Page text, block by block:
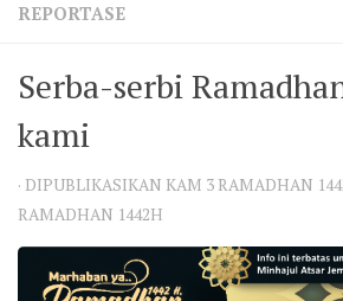
REPORTASE
Serba-serbi
kami
· DIPUBLIKASIKAN KAM 3 RAMADHAN
RAMADHAN 1442H